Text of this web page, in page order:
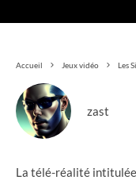
Accueil Jeux vidéo Les
zast
La télé-réalité intitulée